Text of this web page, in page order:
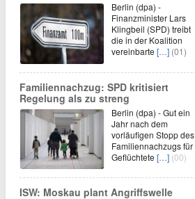
Berlin (dpa) -
Finanzminister Lars
Klingbeil (SPD) treibt
die in der Koalition
vereinbarte […] (01)
Familiennachzug: SPD kritisiert
Regelung als zu streng
Berlin (dpa) - Gut ein
Jahr nach dem
vorläufigen Stopp des
Familiennachzugs für
Geflüchtete […] (00)
ISW: Moskau plant Angriffswelle